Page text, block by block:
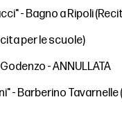
- Bagno a Ripoli
per le scuole)
- ANNULLATA
- Barberino Tavarnelle